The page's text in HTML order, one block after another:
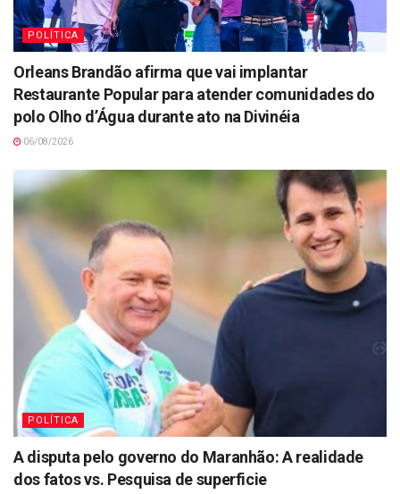
POLÍTICA
Orleans Brandão afirma que vai implantar
Restaurante Popular para atender comunidades do
polo Olho d’Água durante ato na Divinéia
06/08/2026
POLÍTICA
A disputa pelo governo do Maranhão: A realidade
dos fatos vs. Pesquisa de superficie